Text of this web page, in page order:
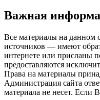
Важная
Все материалы на данном
источников — имеют
интернете или присланы
предоставляются
Права на материалы
Администрация сайта
материала не несет. Если